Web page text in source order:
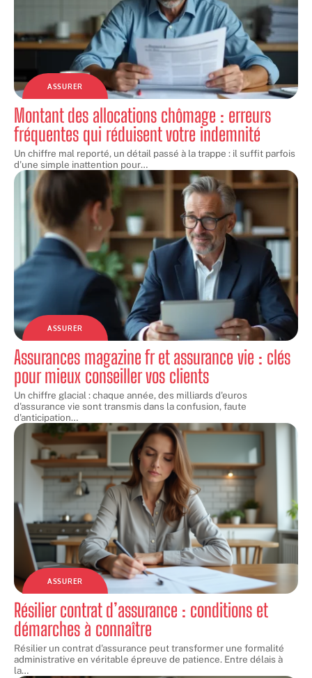
ASSURER
Montant des allocations chômage : erreurs
fréquentes qui réduisent votre indemnité
Un chiffre mal reporté, un détail passé à la trappe : il suffit parfois
d'une simple inattention pour…
ASSURER
Assurances magazine fr et assurance vie : clés
pour mieux conseiller vos clients
Un chiffre glacial : chaque année, des milliards d'euros
d'assurance vie sont transmis dans la confusion, faute
d'anticipation…
ASSURER
Résilier contrat d’assurance : conditions et
démarches à connaître
Résilier un contrat d'assurance peut transformer une formalité
administrative en véritable épreuve de patience. Entre délais à
la…